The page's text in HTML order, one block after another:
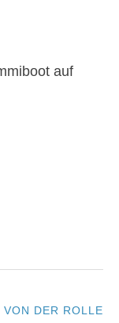
auf
VON DER ROLLE